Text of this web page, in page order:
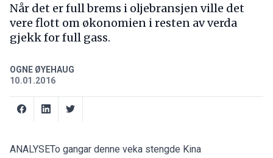
Når det er full brems i oljebransjen ville det
vere flott om økonomien i resten av verda
gjekk for full gass.
OGNE ØYEHAUG
10.01.2016
ANALYSETo gangar denne veka stengde Kina